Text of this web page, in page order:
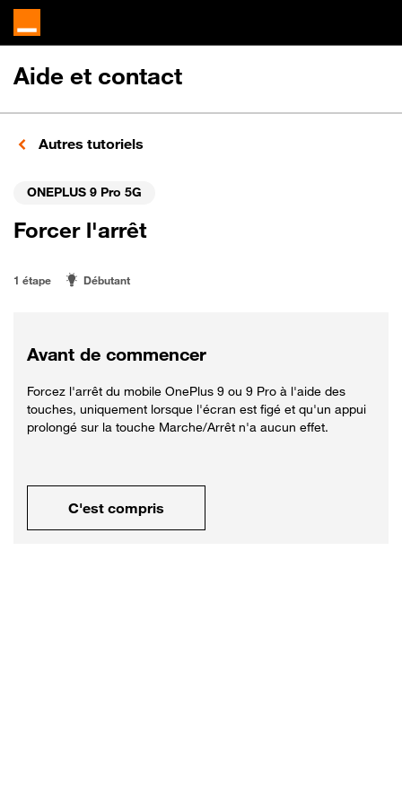
Aide et contact
Autres tutoriels
ONEPLUS 9 Pro 5G
Forcer l'arrêt
1 étape Débutant
Avant de commencer
Forcez l'arrêt du mobile OnePlus 9 ou 9 Pro à l'aide des
touches, uniquement lorsque l'écran est figé et qu'un appui
prolongé sur la touche Marche/Arrêt n'a aucun effet.
C'est compris